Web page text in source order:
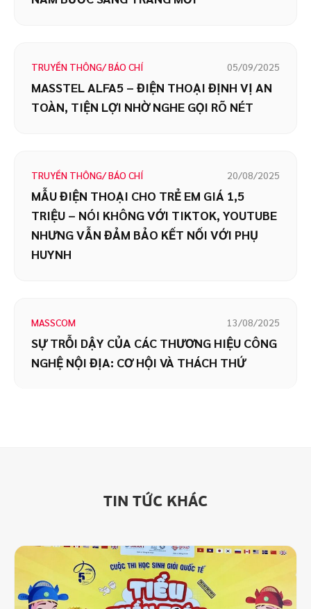
TRUYỀN THÔNG/ BÁO CHÍ 05/09/2025
MASSTEL ALFA5 – ĐIỆN THOẠI ĐỊNH VỊ AN
TOÀN, TIỆN LỢI NHỜ NGHE GỌI RÕ NÉT
TRUYỀN THÔNG/ BÁO CHÍ 20/08/2025
MẪU ĐIỆN THOẠI CHO TRẺ EM GIÁ 1,5
TRIỆU – NÓI KHÔNG VỚI TIKTOK, YOUTUBE
NHƯNG VẪN ĐẢM BẢO KẾT NỐI VỚI PHỤ
HUYNH
MASSCOM 13/08/2025
SỰ TRỖI DẬY CỦA CÁC THƯƠNG HIỆU CÔNG
NGHỆ NỘI ĐỊA: CƠ HỘI VÀ THÁCH THỨ
TIN TỨC KHÁC